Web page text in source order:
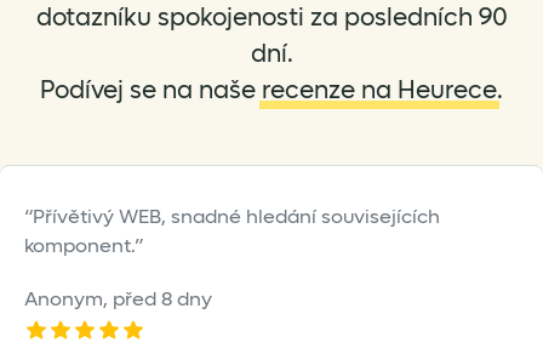
dotazníku spokojenosti za posledních 90
dní.
Podívej se na naše recenze na Heurece.
Přívětivý WEB, snadné hledání souvisejících
komponent.
Anonym, před 8 dny